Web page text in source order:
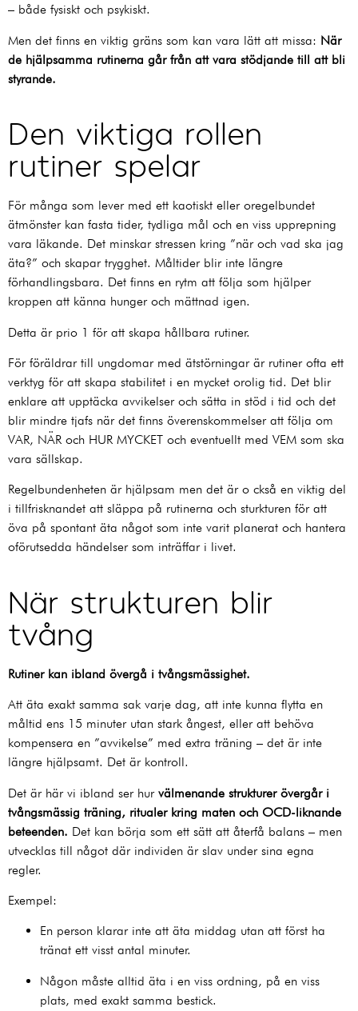
– både fysiskt och psykiskt.
Men det finns en viktig gräns som kan vara lätt att missa: När
de hjälpsamma rutinerna går från att vara stödjande till att bli
styrande.
Den viktiga rollen
rutiner spelar
För många som lever med ett kaotiskt eller oregelbundet
ätmönster kan fasta tider, tydliga mål och en viss upprepning
vara läkande. Det minskar stressen kring ”när och vad ska jag
äta?” och skapar trygghet. Måltider blir inte längre
förhandlingsbara. Det finns en rytm att följa som hjälper
kroppen att känna hunger och mättnad igen.
Detta är prio 1 för att skapa hållbara rutiner.
För föräldrar till ungdomar med ätstörningar är rutiner ofta ett
verktyg för att skapa stabilitet i en mycket orolig tid. Det blir
enklare att upptäcka avvikelser och sätta in stöd i tid och det
blir mindre tjafs när det finns överenskommelser att följa om
VAR, NÄR och HUR MYCKET och eventuellt med VEM som ska
vara sällskap.
Regelbundenheten är hjälpsam men det är o ckså en viktig del
i tillfrisknandet att släppa på rutinerna och sturkturen för att
öva på spontant äta något som inte varit planerat och hantera
oförutsedda händelser som inträffar i livet.
När strukturen blir
tvång
Rutiner kan ibland övergå i tvångsmässighet.
Att äta exakt samma sak varje dag, att inte kunna flytta en
måltid ens 15 minuter utan stark ångest, eller att behöva
kompensera en ”avvikelse” med extra träning – det är inte
längre hjälpsamt. Det är kontroll.
Det är här vi ibland ser hur välmenande strukturer övergår i
tvångsmässig träning, ritualer kring maten och OCD-liknande
beteenden. Det kan börja som ett sätt att återfå balans – men
utvecklas till något där individen är slav under sina egna
regler.
Exempel:
En person klarar inte att äta middag utan att först ha
tränat ett visst antal minuter.
Någon måste alltid äta i en viss ordning, på en viss
plats, med exakt samma bestick.